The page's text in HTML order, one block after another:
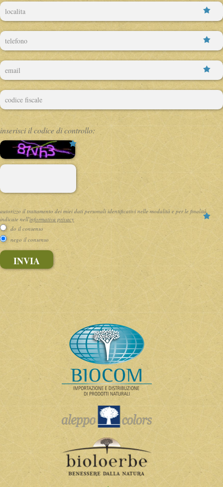
inserisci il codice di controllo:
( * )
autorizzo il trattamento dei miei dati personali identificativi nelle modalità e per le finalità
indicate nell'informativa privacy
do il consenso
nego il consenso